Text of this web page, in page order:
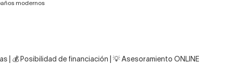
modernos
| 💰 Posibilidad de financiación | 💡 Asesoramiento ONLINE